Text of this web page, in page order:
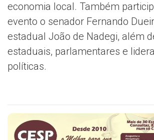
economia local. Também
evento o senador Fernando
estadual João de Nadegi, além
estaduais, parlamentares e
políticas.